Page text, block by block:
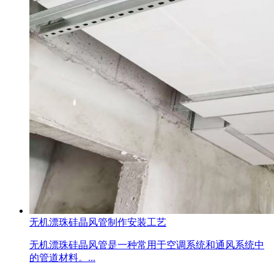
无机漂珠硅晶风管制作安装工艺
无机漂珠硅晶风管是一种常用于空调系统和通风系统中
的管道材料。...